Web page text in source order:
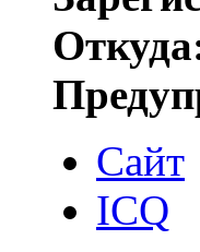
Сайт
ICQ